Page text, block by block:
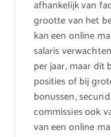
afhankelijk van
grootte van het
kan een online
salaris
per jaar, maar dit
posities of bij
bonussen,
commissies ook
van een online